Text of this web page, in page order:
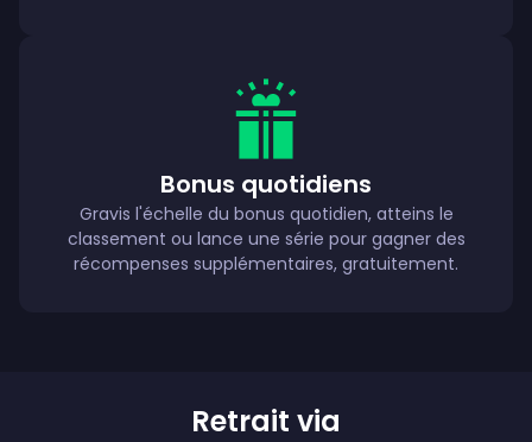
Bonus quotidiens
Gravis l'échelle du bonus quotidien, atteins le
classement ou lance une série pour gagner des
récompenses supplémentaires, gratuitement.
Retrait via